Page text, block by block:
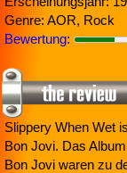
Genre: AOR, Rock
Bewertung:
Slippery When Wet
Bon Jovi. Das
Bon Jovi waren zu